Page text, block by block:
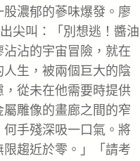
濃郁的蔘味爆發。廖
尖叫：「別想逃！醬油
沾的宇宙冒險，就在
生，被兩個巨大的陰
從未在他需要時提供
雕像的畫廊之間的窄
手殘深吸一口氣。將
趨近於零。」「請考